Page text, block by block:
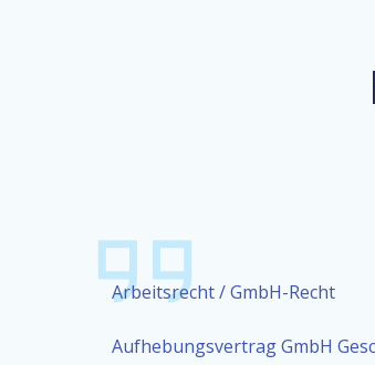
Arbeitsrecht / GmbH-Recht
Aufhebungsvertrag GmbH